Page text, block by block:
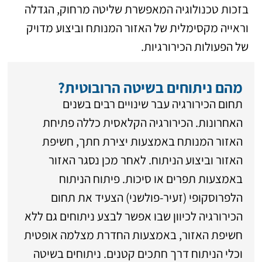
בזכות טכנולוגיה המאפשרת שליטה מרחוק, הגדלה
וראייה מקסימלית של האזור המנותח וביצוע מדויק
של הפעולות הכירורגיות.
מהם ניתוחים בשיטה הרובוטית?
תחום הכירורגיה עבר שינויים רבים בשנים
האחרונות. הכירורגיה הקלאסית כללה פתיחת
האזור המנותח באמצעות יצירת חתך, חשיפת
האזור וביצוע הניתוח. לאחר מכן נסגר האזור
באמצעות תפרים או סיכות. פיתוח הניתוח
הלפרוסקופי (זעיר-פולשני) הצעיד את תחום
הכירורגיה לכיוון שבו אפשר לבצע ניתוחים גם ללא
חשיפת האזור, באמצעות החדרת מצלמה אופטית
וכלי הניתוח דרך חתכים קטנים. ניתוחים בשיטה